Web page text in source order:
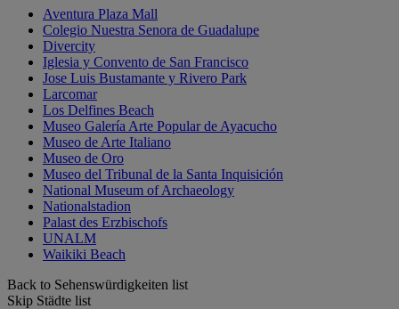
Aventura Plaza Mall
Colegio Nuestra Senora de Guadalupe
Divercity
Iglesia y Convento de San Francisco
Jose Luis Bustamante y Rivero Park
Larcomar
Los Delfines Beach
Museo Galería Arte Popular de Ayacucho
Museo de Arte Italiano
Museo de Oro
Museo del Tribunal de la Santa Inquisición
National Museum of Archaeology
Nationalstadion
Palast des Erzbischofs
UNALM
Waikiki Beach
Back to Sehenswürdigkeiten list
Skip Städte list